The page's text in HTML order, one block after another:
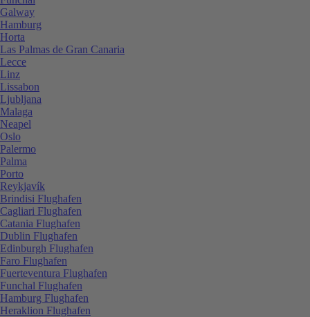
Galway
Hamburg
Horta
Las Palmas de Gran Canaria
Lecce
Linz
Lissabon
Ljubljana
Malaga
Neapel
Oslo
Palermo
Palma
Porto
Reykjavík
Brindisi Flughafen
Cagliari Flughafen
Catania Flughafen
Dublin Flughafen
Edinburgh Flughafen
Faro Flughafen
Fuerteventura Flughafen
Funchal Flughafen
Hamburg Flughafen
Heraklion Flughafen